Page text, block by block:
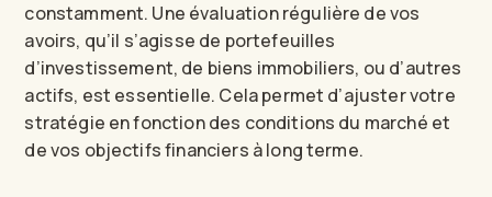
constamment. Une évaluation régulière de vos
avoirs, qu’il s’agisse de portefeuilles
d’investissement, de biens immobiliers, ou d’autres
actifs, est essentielle. Cela permet d’ajuster votre
stratégie en fonction des conditions du marché et
de vos objectifs financiers à long terme.